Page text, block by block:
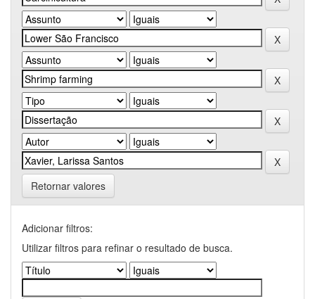
Retornar valores
Adicionar filtros:
Utilizar filtros para refinar o resultado de busca.